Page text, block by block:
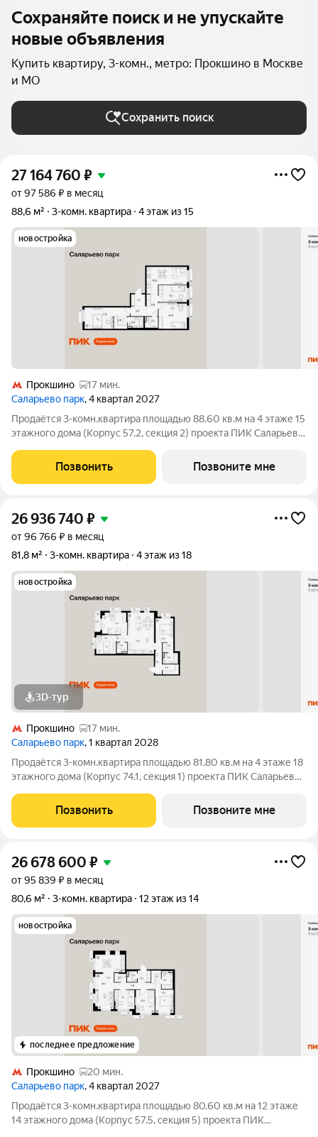
Сохраняйте поиск и не упускайте
новые объявления
Купить квартиру, 3-комн., метро: Прокшино в Москве
и МО
Сохранить поиск
27 164 760 ₽
от 97 586 ₽ в месяц
88,6 м²
3-комн. квартира 4 этаж из 15
новостройка
Прокшино
17 мин.
Саларьево парк, 4 квартал 2027
Продаётся 3-комн.квартира площадью 88.60 кв.м на 4 этаже 15
этажного дома (Корпус 57.2, секция 2) проекта ПИК Саларьево
функциональная планировка, большие окна, с отделкой. Жилой
район «Саларьево
Позвонить Позвоните мне
26 936 740 ₽
от 96 766 ₽ в месяц
81,8 м²
3-комн. квартира 4 этаж из 18
новостройка
3D-тур
Прокшино
17 мин.
Саларьево парк, 1 квартал 2028
Продаётся 3-комн.квартира площадью 81.80 кв.м на 4 этаже 18
этажного дома (Корпус 74.1, секция 1) проекта ПИК Саларьево
функциональная планировка, большие окна, с отделкой. Жилой
район «Саларьево
Позвонить Позвоните мне
26 678 600 ₽
от 95 839 ₽ в месяц
80,6 м²
3-комн. квартира 12 этаж из 14
новостройка
последнее предложение
Прокшино
20 мин.
Саларьево парк, 4 квартал 2027
Продаётся 3-комн.квартира площадью 80.60 кв.м на 12 этаже
14 этажного дома (Корпус 57.5, секция 5) проекта ПИК